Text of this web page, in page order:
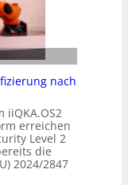
nach
iiQKA.OS2
erreichen
Level 2
die
2024/2847